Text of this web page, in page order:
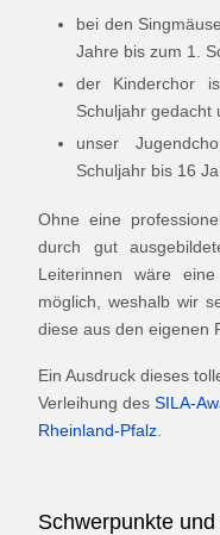
bei den
Jahre bis zum 1.
der Kinderchor
Schuljahr gedacht
unser
Schuljahr bis 16
Ohne eine
durch gut
Leiterinnen wäre
möglich, weshalb wir
diese aus den eigenen
Ein Ausdruck dieses
Verleihung des SILA-
Rheinland-Pfalz
Schwerpunkte